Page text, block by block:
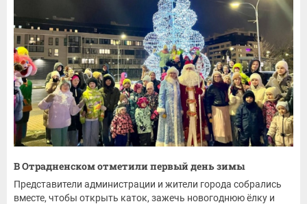
В Отрадненском отметили первый день зимы
Представители администрации и жители города собрались
вместе, чтобы открыть каток, зажечь новогоднюю ёлку и